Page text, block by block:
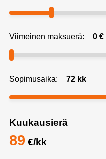
Viimeinen maksuerä: 0€
Sopimusaika: 72kk
Kuukausierä
89 €/kk